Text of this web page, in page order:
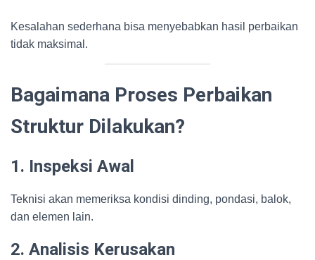
Kesalahan sederhana bisa menyebabkan hasil perbaikan
tidak maksimal.
Bagaimana Proses Perbaikan
Struktur Dilakukan?
1. Inspeksi Awal
Teknisi akan memeriksa kondisi dinding, pondasi, balok,
dan elemen lain.
2. Analisis Kerusakan